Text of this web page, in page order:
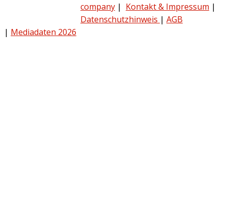
company | Kontakt & Impressum |
Datenschutzhinweis | AGB
| Mediadaten 2026